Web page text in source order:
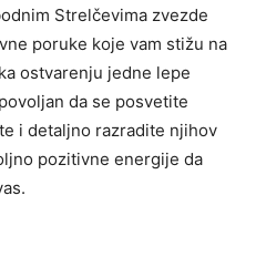
Strelčevima zvezde
poruke koje vam stižu na
ostvarenju jedne lepe
da se posvetite
i detaljno razradite njihov
pozitivne energije da